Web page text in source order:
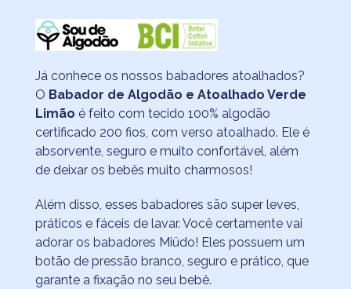
Já conhece os nossos babadores atoalhados?
O Babador de Algodão e Atoalhado Verde
Limão é feito com tecido 100% algodão
certificado 200 fios, com verso atoalhado. Ele é
absorvente, seguro e muito confortável, além
de deixar os bebês muito charmosos!
Além disso, esses babadores são super leves,
práticos e fáceis de lavar. Você certamente vai
adorar os babadores Miüdo! Eles possuem um
botão de pressão branco, seguro e prático, que
garante a fixação no seu bebê.